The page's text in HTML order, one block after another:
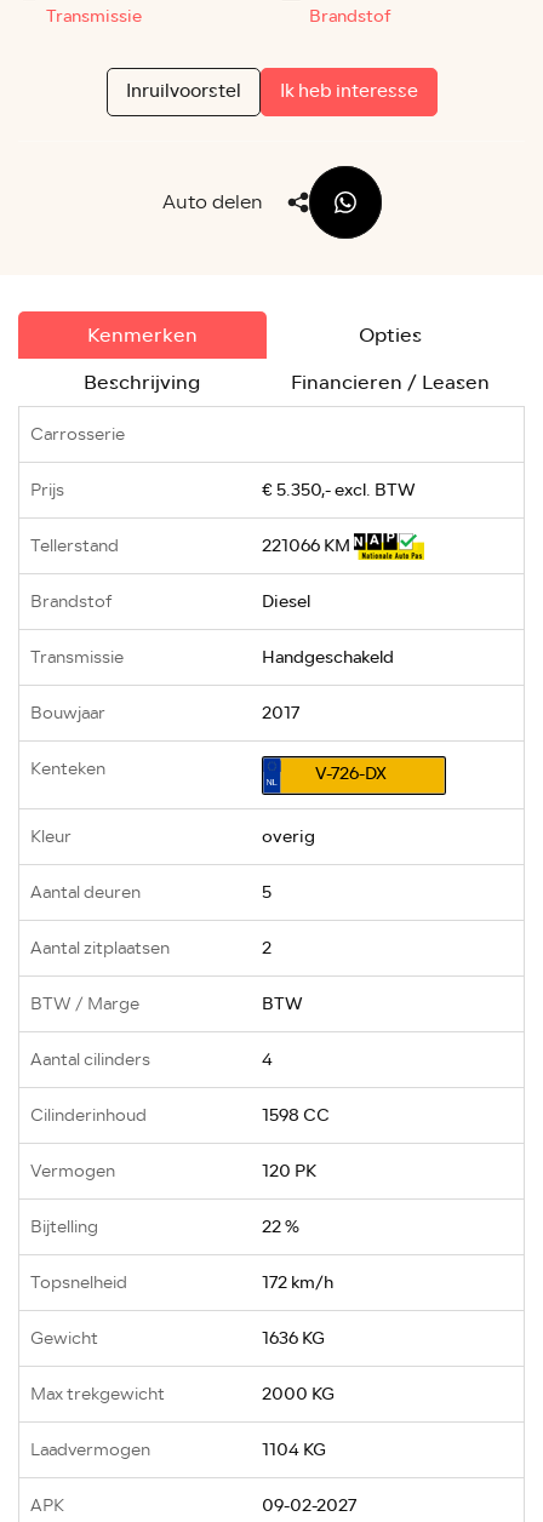
Transmissie Brandstof
Inruilvoorstel Ik heb interesse
Auto delen
Kenmerken
Opties
Beschrijving
Financieren / Leasen
Carrosserie
Prijs € 5.350,- excl. BTW
Tellerstand 221066 KM
Brandstof Diesel
Transmissie Handgeschakeld
Bouwjaar 2017
Kenteken V-726-DX
Kleur overig
Aantal deuren 5
Aantal zitplaatsen 2
BTW / Marge BTW
Aantal cilinders 4
Cilinderinhoud 1598 CC
Vermogen 120 PK
Bijtelling 22 %
Topsnelheid 172 km/h
Gewicht 1636 KG
Max trekgewicht 2000 KG
Laadvermogen 1104 KG
APK 09-02-2027